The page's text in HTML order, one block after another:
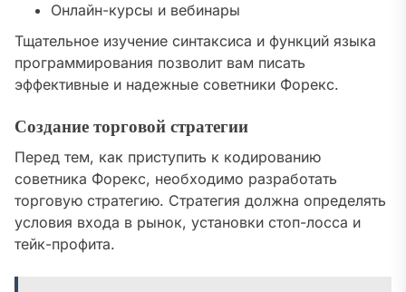
Онлайн-курсы и вебинары
Тщательное изучение синтаксиса и функций языка
программирования позволит вам писать
эффективные и надежные советники Форекс.
Создание торговой стратегии
Перед тем, как приступить к кодированию
советника Форекс, необходимо разработать
торговую стратегию. Стратегия должна определять
условия входа в рынок, установки стоп-лосса и
тейк-профита.